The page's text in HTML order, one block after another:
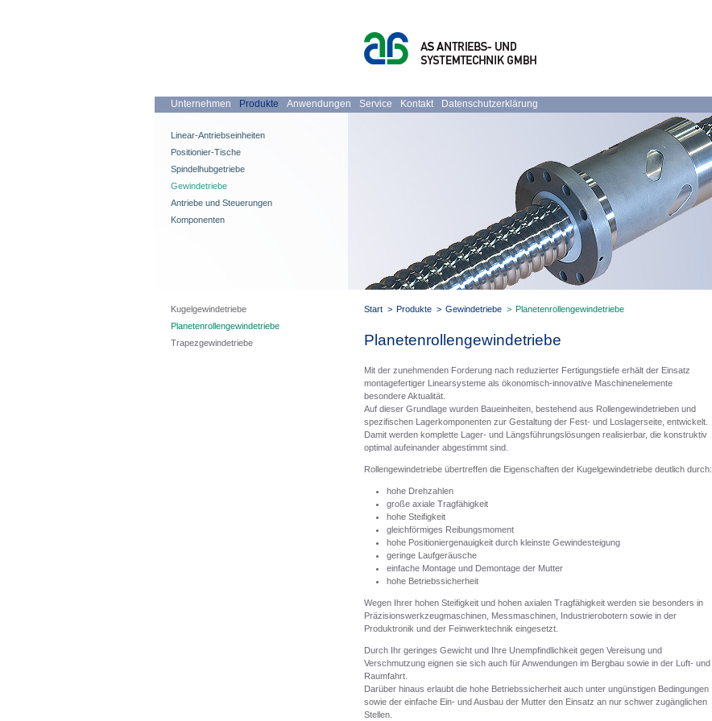
Unternehmen Produkte Anwendungen Service Kontakt Datenschutzerklärung
Linear-Antriebseinheiten
Positionier-Tische
Spindelhubgetriebe
Gewindetriebe
Antriebe und Steuerungen
Komponenten
Kugelgewindetriebe
Planetenrollengewindetriebe
Trapezgewindetriebe
Start > Produkte > Gewindetriebe > Planetenrollengewindetriebe
Planetenrollengewindetriebe
Mit der zunehmenden Forderung nach reduzierter Fertigungstiefe erhält der Einsatz
montagefertiger Linearsysteme als ökonomisch-innovative Maschinenelemente
besondere Aktualität.
Auf dieser Grundlage wurden Baueinheiten, bestehend aus Rollengewindetrieben und
spezifischen Lagerkomponenten zur Gestaltung der Fest- und Loslagerseite, entwickelt.
Damit werden komplette Lager- und Längsführungslösungen realisierbar, die konstruktiv
optimal aufeinander abgestimmt sind.
Rollengewindetriebe übertreffen die Eigenschaften der Kugelgewindetriebe deutlich durch:
hohe Drehzahlen
große axiale Tragfähigkeit
hohe Steifigkeit
gleichförmiges Reibungsmoment
hohe Positioniergenauigkeit durch kleinste Gewindesteigung
geringe Laufgeräusche
einfache Montage und Demontage der Mutter
hohe Betriebssicherheit
Wegen Ihrer hohen Steifigkeit und hohen axialen Tragfähigkeit werden sie besonders in
Präzisionswerkzeugmaschinen, Messmaschinen, Industrierobotern sowie in der
Produktronik und der Feinwerktechnik eingesetzt.
Durch Ihr geringes Gewicht und Ihre Unempfindlichkeit gegen Vereisung und
Verschmutzung eignen sie sich auch für Anwendungen im Bergbau sowie in der Luft- und
Raumfahrt.
Darüber hinaus erlaubt die hohe Betriebssicherheit auch unter ungünstigen Bedingungen
sowie der einfache Ein- und Ausbau der Mutter den Einsatz an nur schwer zugänglichen
Stellen.